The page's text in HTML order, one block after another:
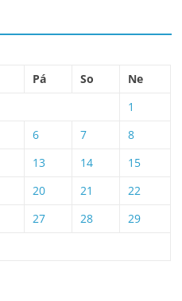
Pá So
Ne
1
6 7
8
13 14
15
20 21
22
27 28
29